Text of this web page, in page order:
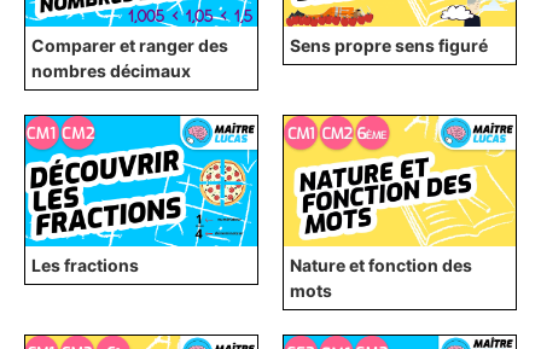
Comparer et ranger des
nombres décimaux
Sens propre sens figuré
Les fractions
Nature et fonction des
mots